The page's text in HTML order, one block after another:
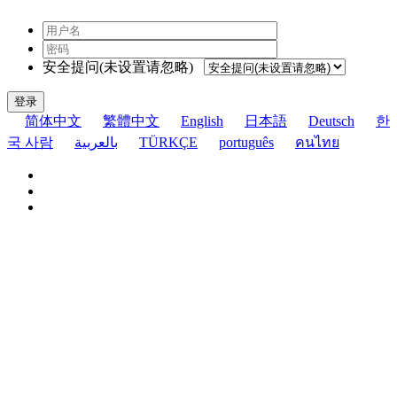
安全提问(未设置请忽略)
登录
简体中文 繁體中文 English 日本語 Deutsch
한
국 사람
بالعربية TÜRKÇE português คนไทย